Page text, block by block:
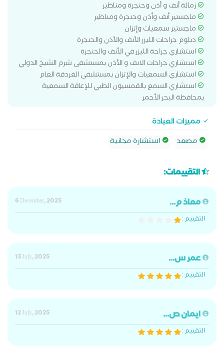
زمالة أنف و أذن وحنجرة ومناظير
ماجستير أنف وأذن وحنجرة ومناظير
ماجستير سمعيات وإتزان
دبلوم جراحات الليزر الأنف والأذن والحنجرة
استشاري جراحة الليزر في الأنف والحنجرة
استشاري جراحات الانف و الأذن بمستشفى شرم الشيخ الدولي
استشاري السمعيات والإتزان بمستشفى الغردقة العام
استشاري السمع بالقمسيون الطبي للإعاقة السمعية
بمحافظة البحر الأحمر
مميزات العيادة
مصعد
استشارة مجانية
التقييمات:
معاذ م...
6 December, 2025
التقييم :
عمر س...
13 July, 2025
التقييم :
ايمان ص...
12 July, 2025
التقييم :